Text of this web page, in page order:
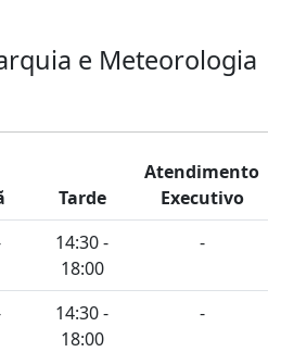
e Meteorologia
Tarde
Atendimento
Executivo
14:30 -
18:00
-
14:30 -
18:00
-